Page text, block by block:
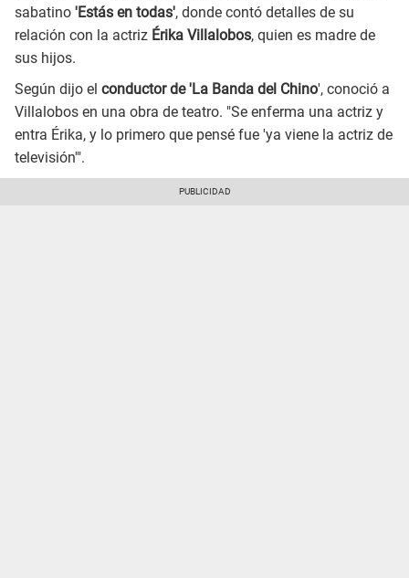
sabatino 'Estás en todas', donde contó detalles de su
relación con la actriz Érika Villalobos, quien es madre de
sus hijos.
Según dijo el conductor de 'La Banda del Chino', conoció a
Villalobos en una obra de teatro. "Se enferma una actriz y
entra Érika, y lo primero que pensé fue 'ya viene la actriz de
televisión'".